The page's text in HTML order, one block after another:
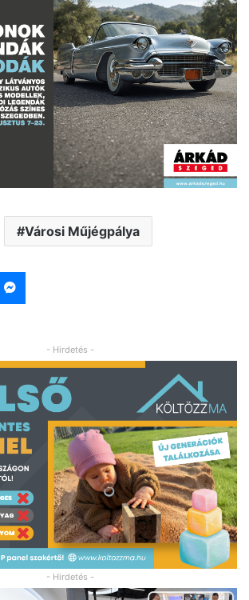
Városi Műjégpálya
- Hirdetés -
- Hirdetés -